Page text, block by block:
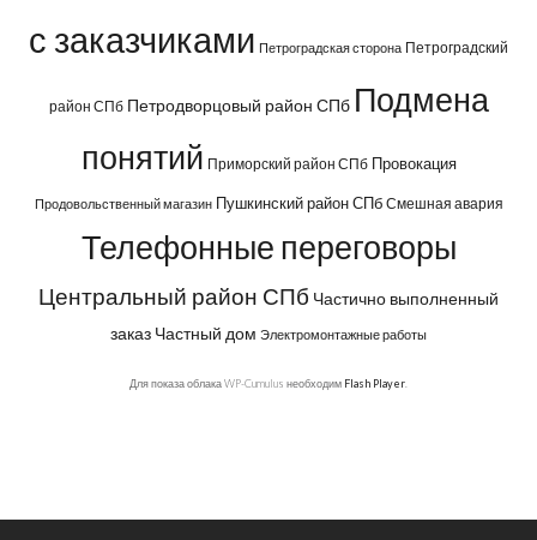
с заказчиками Петроградская сторона Петроградский
район СПб Петродворцовый район СПб Подмена
понятий Приморский район СПб Провокация
Продовольственный магазин Пушкинский район СПб Смешная авария
Телефонные переговоры
Центральный район СПб Частично выполненный
заказ Частный дом Электромонтажные работы
Для показа облака WP-Cumulus необходим Flash Player